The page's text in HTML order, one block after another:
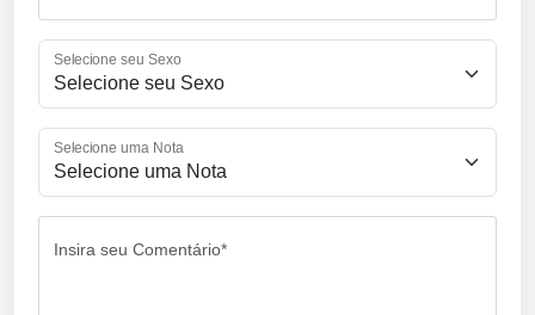
Selecione seu Sexo
Selecione uma Nota
Insira seu Comentário*